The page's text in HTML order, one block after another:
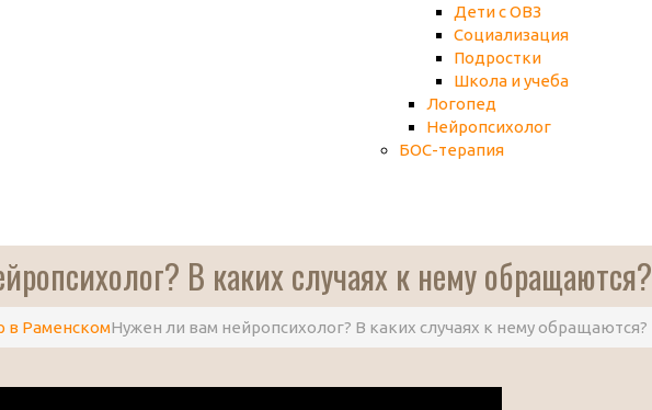
Дети с ОВЗ
Социализация
Подростки
Школа и учеба
Логопед
Нейропсихолог
БОС-терапия
В каких случаях к нему обращаются?
в РаменскомНужен ли вам нейропсихолог? В каких случаях к нему обращаются?